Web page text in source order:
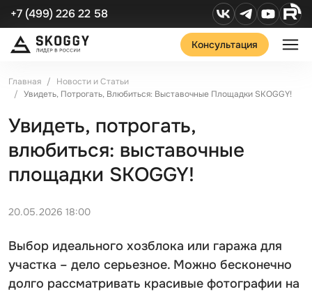
+7 (499) 226 22 58
Консультация
Главная
Новости и Статьи
Увидеть, Потрогать, Влюбиться: Выставочные Площадки SKOGGY!
Увидеть, потрогать,
влюбиться: выставочные
площадки SKOGGY!
20.05.2026 18:00
Выбор идеального хозблока или гаража для
участка – дело серьезное. Можно бесконечно
долго рассматривать красивые фотографии на